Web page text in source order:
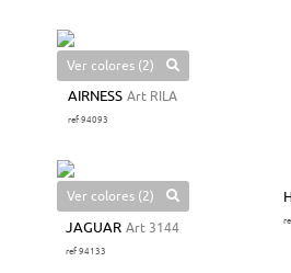
Ver colores (2)
AIRNESS Art RILA
ref 94093
Ver colores (2)
JAGUAR Art 3144
ref 94133